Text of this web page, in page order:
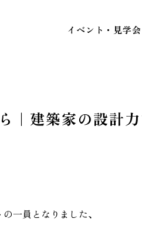
イベント・見学会
｜建築家の設計
一員となりました、